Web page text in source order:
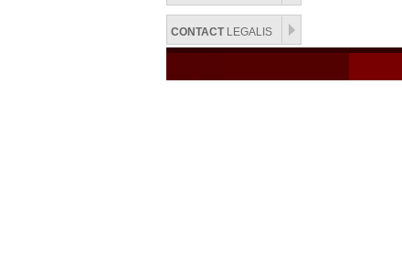
CONTACTLEGALIS